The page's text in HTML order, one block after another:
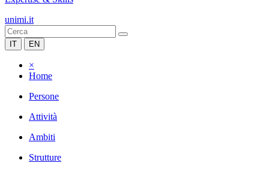
unimi.it
IT EN
×
Home
Persone
Attività
Ambiti
Strutture